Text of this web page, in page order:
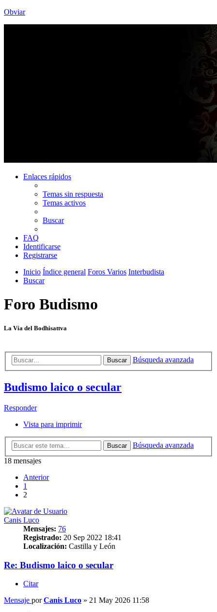
Obviar
Enlaces rápidos
Temas sin respuesta
Temas activos
Buscar
FAQ
Identificarse
Registrarse
Inicio Índice general Foros Varios Interbudista
Buscar
Foro Budismo
La Vía del Bodhisattva
Buscar Búsqueda avanzada
Budismo laico o secular
Responder
Vista para imprimir
Buscar
Búsqueda avanzada
18 mensajes
Anterior
1
2
Canis Luco
Mensajes: 76
Registrado: 20 Sep 2022 18:41
Localización: Castilla y León
Re: Budismo laico o secular
Citar
Mensaje porCanis Luco » 21 May 2026 11:58